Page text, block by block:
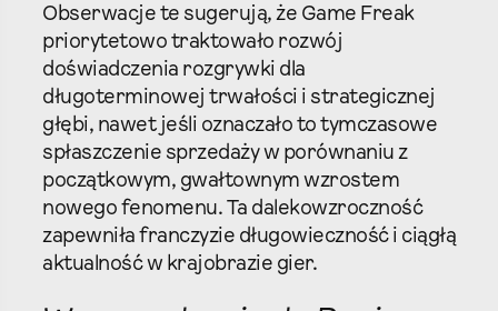
Obserwacje te sugerują, że Game Freak
priorytetowo traktowało rozwój
doświadczenia rozgrywki dla
długoterminowej trwałości i strategicznej
głębi, nawet jeśli oznaczało to tymczasowe
spłaszczenie sprzedaży w porównaniu z
początkowym, gwałtownym wzrostem
nowego fenomenu. Ta dalekowzroczność
zapewniła franczyzie długowieczność i ciągłą
aktualność w krajobrazie gier.